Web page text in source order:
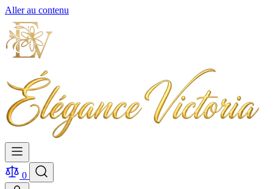
Aller au contenu
0